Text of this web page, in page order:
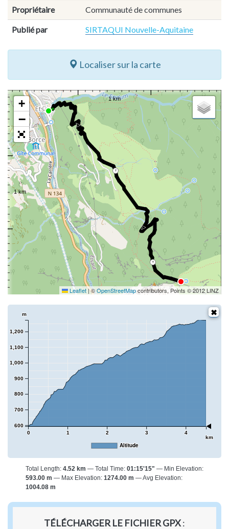
Propriétaire Communauté de communes
Publié par SIRTAQUI Nouvelle-Aquitaine
Localiser sur la carte
4
2
+
−
Leaflet|©OpenStreetMapcontributors, Points © 2012 LINZ
0 1 2 3 4
km
600
700
800
900
1,000
1,100
1,200
m
Altitude
Total Length: 4.52 km Total Time: 01:15'15"
Min Elevation:
593.00 m
Max Elevation: 1274.00 m
Avg Elevation:
1004.08 m
TÉLÉCHARGER LE FICHIER GPX: